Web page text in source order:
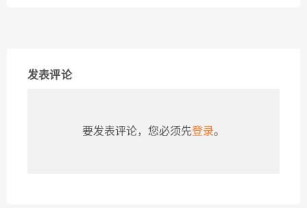
发表评论
要发表评论，您必须先登录。